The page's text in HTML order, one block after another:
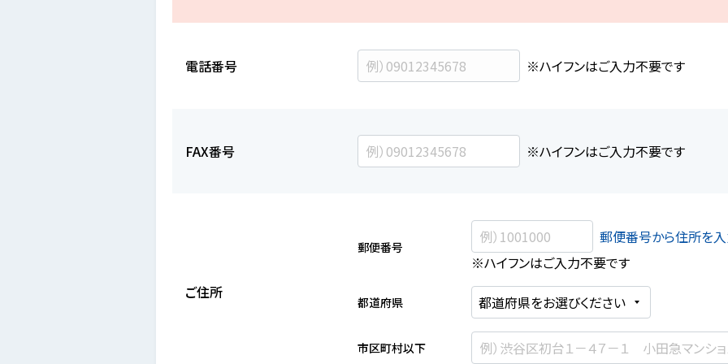
電話番号 ※ハイフンはご入力不要です
FAX番号 ※ハイフンはご入力不要です
ご住所
郵便番号
郵便番号から住所を
※ハイフンはご入力不要です
都道府県
市区町村以下